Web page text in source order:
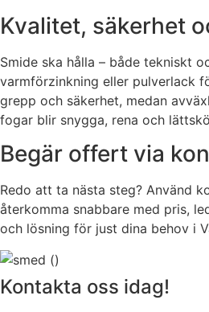
Kvalitet, säkerhet
Smide ska hålla – både tekniskt
varmförzinkning eller pulverlack
grepp och säkerhet, medan
fogar blir snygga, rena och
Begär offert via
Redo att ta nästa steg? Använd
återkomma snabbare med pris,
och lösning för just dina behov i
Kontakta oss idag!